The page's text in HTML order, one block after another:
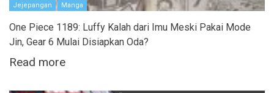
Jejepangan Manga
One Piece 1189: Luffy Kalah dari Imu Meski Pakai Mode
Jin, Gear 6 Mulai Disiapkan Oda?
Read more